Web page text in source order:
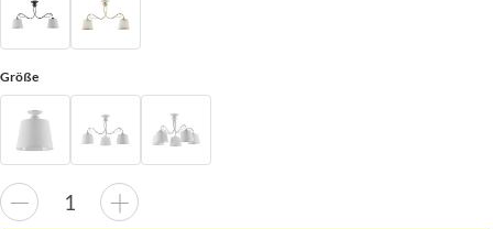
Größe